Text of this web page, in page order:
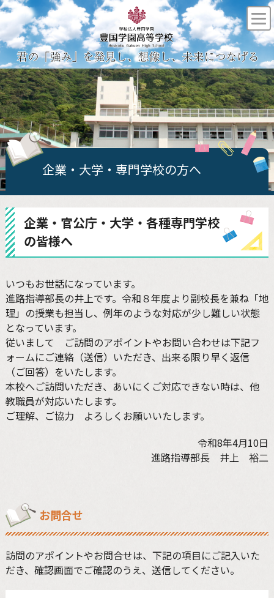
企業・大学・専門学校の方へ
企業・官公庁・大学・各種専門学校
の皆様へ
いつもお世話になっています。
進路指導部長の井上です。令和８年度より副校長を兼ね「地
理」の授業も担当し、例年のような対応が少し難しい状態
となっています。
従いまして ご訪問のアポイントやお問い合わせは下記フ
ォームにご連絡（送信）いただき、出来る限り早く返信
（ご回答）をいたします。
本校へご訪問いただき、あいにくご対応できない時は、他
教職員が対応いたします。
ご理解、ご協力 よろしくお願いいたします。
令和8年4月10日
進路指導部長 井上 裕二
お問合せ
訪問のアポイントやお問合せは、下記の項目にご記入いた
だき、確認画面でご確認のうえ、送信してください。